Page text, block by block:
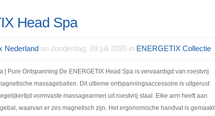
Head Spa
Nederland on donderdag, 09 juli 2020 in ENERGETIX Collectie
| Pure Ontspanning De ENERGETIX Head Spa is vervaardigd van roestvrij
massageballen. Dit ultieme ontspanningsaccessoire is uitgerust
vormvaste massagearmen uit roestvrij staal. Elke arm heeft aan
waarvan er zes magnetisch zijn. Het ergonomische handvat is gemaakt